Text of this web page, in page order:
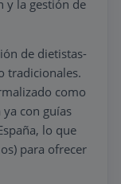
relevantes
y el
y la gestión de
de dietistas-
tradicionales.
como
con guías
lo que
para ofrecer